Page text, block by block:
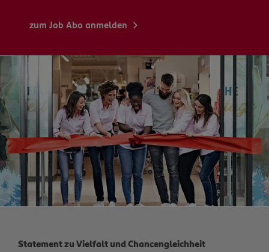
zum Job Abo anmelden
Statement zu Vielfalt und Chancengleichheit